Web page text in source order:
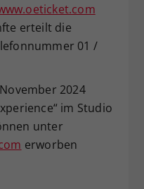
erteilt die
01 /
2024
im Studio
unter
erworben